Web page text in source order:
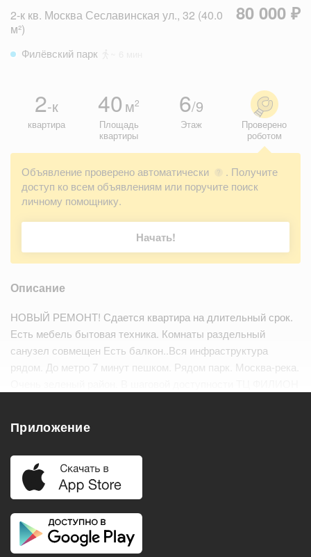
2-к кв. Москва Сеславинская ул., 32 (40.0
м²)
80 000 ₽
Филёвский парк
2-к
квартира
40 м2
Площадь
квартиры
6/9
Этаж
Проверено
роботом
Объявление проверено автоматически ?
. Получите
доступ ко всем объявлениям или поручите поиск
личному помощнику.
Начать!
Описание
НОВЫЙ РЕМОНТ! Сдается квартира на длительный срок.
Есть мебель бытовая техника. Комнаты раздельный
санузел совмещен Есть балкон..Вся инфраструктура
рядом. До метро 7 минут пешком. Рядом парк. Москва-река.
Удобства
Балкон
Телевизор
Приложение